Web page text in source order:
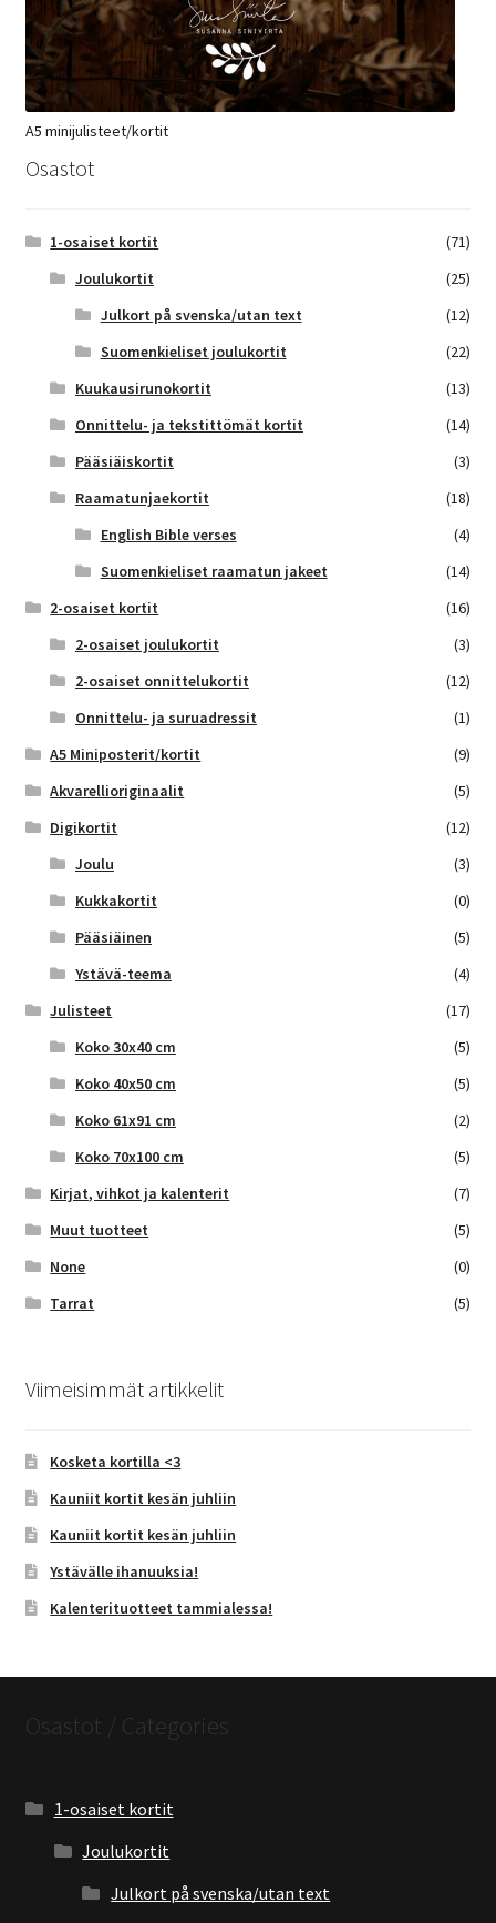
A5 minijulisteet/kortit
Osastot
1-osaiset kortit
(71)
Joulukortit
(25)
Julkort på svenska/utan text
(12)
Suomenkieliset joulukortit
(22)
Kuukausirunokortit
(13)
Onnittelu- ja tekstittömät kortit
(14)
Pääsiäiskortit
(3)
Raamatunjaekortit
(18)
English Bible verses
(4)
Suomenkieliset raamatun jakeet
(14)
2-osaiset kortit
(16)
2-osaiset joulukortit
(3)
2-osaiset onnittelukortit
(12)
Onnittelu- ja suruadressit
(1)
A5 Miniposterit/kortit
(9)
Akvarellioriginaalit
(5)
Digikortit
(12)
Joulu
(3)
Kukkakortit
(0)
Pääsiäinen
(5)
Ystävä-teema
(4)
Julisteet
(17)
Koko 30x40 cm
(5)
Koko 40x50 cm
(5)
Koko 61x91 cm
(2)
Koko 70x100 cm
(5)
Kirjat, vihkot ja kalenterit
(7)
Muut tuotteet
(5)
None
(0)
Tarrat
(5)
Viimeisimmät artikkelit
Kosketa kortilla <3
Kauniit kortit kesän juhliin
Kauniit kortit kesän juhliin
Ystävälle ihanuuksia!
Kalenterituotteet tammialessa!
Osastot / Categories
1-osaiset kortit
Joulukortit
Julkort på svenska/utan text